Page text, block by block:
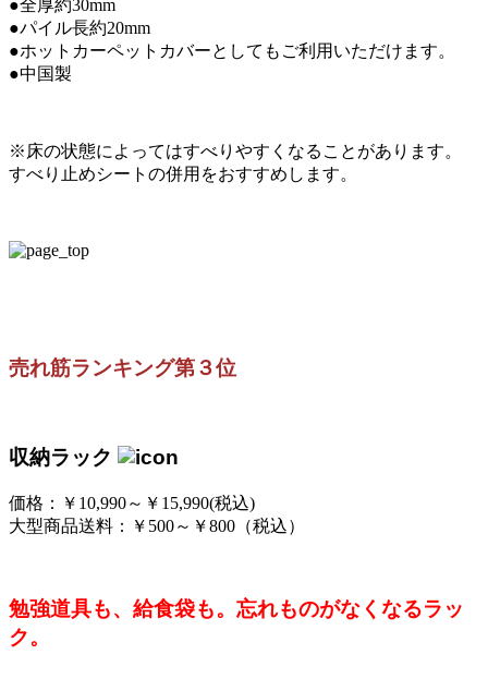
●全厚約30mm
●パイル長約20mm
●ホットカーペットカバーとしてもご利用いただけます。
●中国製
※床の状態によってはすべりやすくなることがあります。
すべり止めシートの併用をおすすめします。
売れ筋ランキング第３位
収納ラック
価格：￥10,990～￥15,990(税込)
大型商品送料：￥500～￥800（税込）
勉強道具も、給食袋も。忘れものがなくなるラッ
ク。